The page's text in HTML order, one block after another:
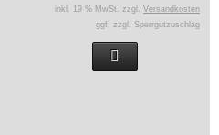
inkl. 19 % MwSt. zzgl. Versandkosten
ggf. zzgl. Sperrgutzuschlag